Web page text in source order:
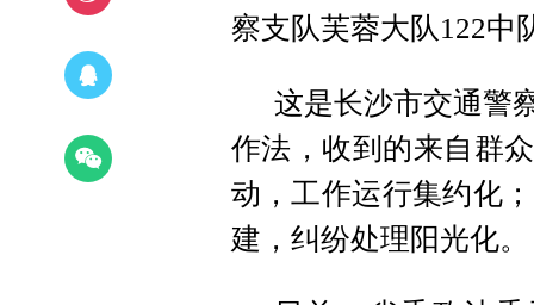
察支队芙蓉大队122中
这是长沙市交通警
作法，收到的来自群
动，工作运行集约化
建，纠纷处理阳光化。